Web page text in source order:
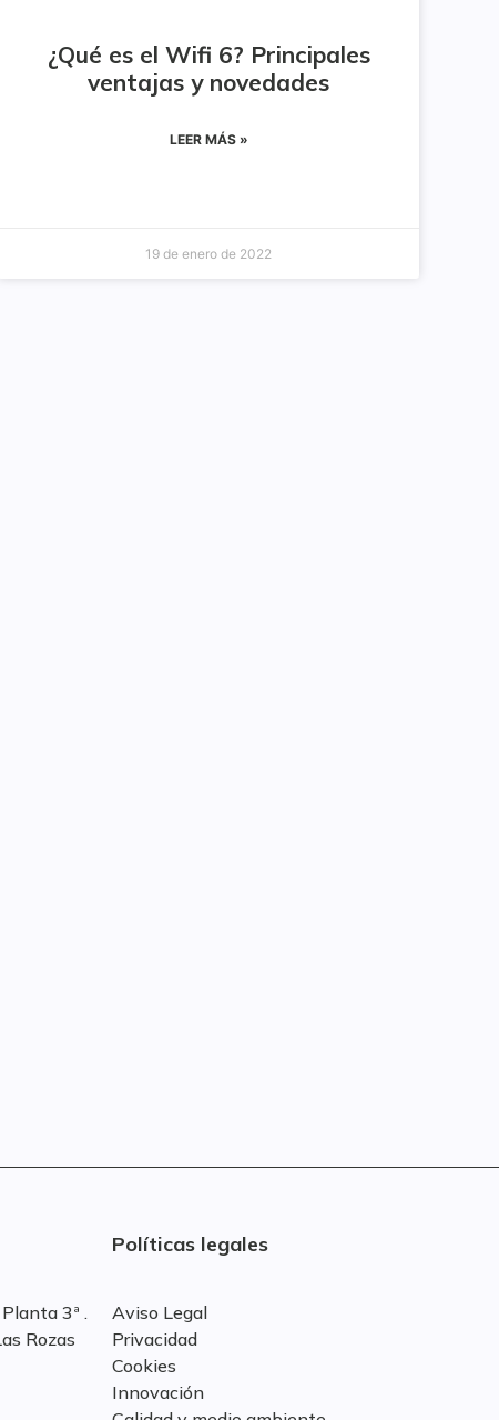
¿Qué es el Wifi 6? Principales
ventajas y novedades
LEER MÁS »
19 de enero de 2022
3ª .
Rozas
Políticas legales
Aviso Legal
Privacidad
Cookies
Innovación